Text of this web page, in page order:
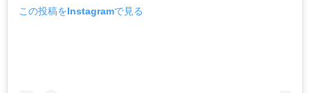
この投稿をInstagramで見る